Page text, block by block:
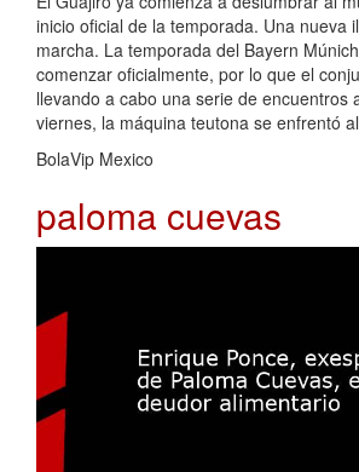
inicio oficial de la temporada. Una nueva
marcha. La temporada del Bayern
comenzar oficialmente, por lo que el
llevando a cabo una serie de encuentros
viernes, la máquina teutona se enfrentó
BolaVip Mexico
paloma cuevas